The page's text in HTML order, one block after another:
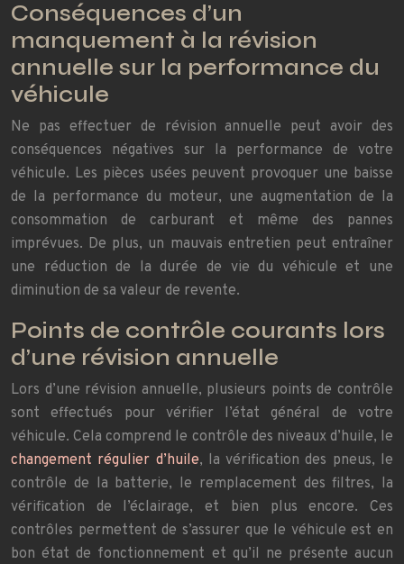
Conséquences d’un
manquement à la révision
annuelle sur la performance du
véhicule
Ne pas effectuer de révision annuelle peut avoir des
conséquences négatives sur la performance de votre
véhicule. Les pièces usées peuvent provoquer une baisse
de la performance du moteur, une augmentation de la
consommation de carburant et même des pannes
imprévues. De plus, un mauvais entretien peut entraîner
une réduction de la durée de vie du véhicule et une
diminution de sa valeur de revente.
Points de contrôle courants lors
d’une révision annuelle
Lors d’une révision annuelle, plusieurs points de contrôle
sont effectués pour vérifier l’état général de votre
véhicule. Cela comprend le contrôle des niveaux d’huile, le
changement régulier d’huile, la vérification des pneus, le
contrôle de la batterie, le remplacement des filtres, la
vérification de l’éclairage, et bien plus encore. Ces
contrôles permettent de s’assurer que le véhicule est en
bon état de fonctionnement et qu’il ne présente aucun